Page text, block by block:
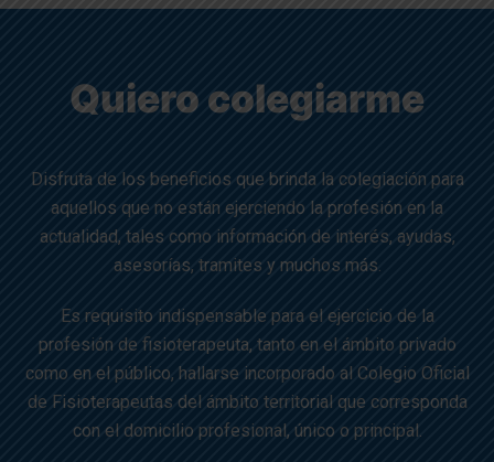
Quiero colegiarme
Disfruta de los beneficios que brinda la colegiación para
aquellos que no están ejerciendo la profesión en la
actualidad, tales como información de interés, ayudas,
asesorías, tramites y muchos más.
Es requisito indispensable para el ejercicio de la
profesión de fisioterapeuta, tanto en el ámbito privado
como en el público, hallarse incorporado al Colegio Oficial
de Fisioterapeutas del ámbito territorial que corresponda
con el domicilio profesional, único o principal.